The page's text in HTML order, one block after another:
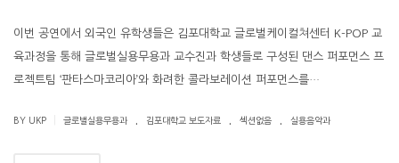
이번 공연에서 외국인 유학생들은 김포대학교 글로벌케이컬쳐센터 K-POP 교
육과정을 통해 글로벌실용무용과 교수진과 학생들로 구성된 댄스 퍼포먼스 프
로젝트팀 ‘판타스마코리아’와 화려한 콜라보레이션 퍼포먼스를…
BY UKP 글로벌실용무용과 김포대학교 보도자료 섹션없음 실용음악과